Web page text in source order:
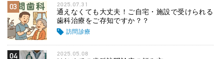
03 2025.07.31
通えなくても大丈夫！ご自宅・施設で受けられる
歯科治療をご存知ですか？？
訪問診療
04 2025.05.08